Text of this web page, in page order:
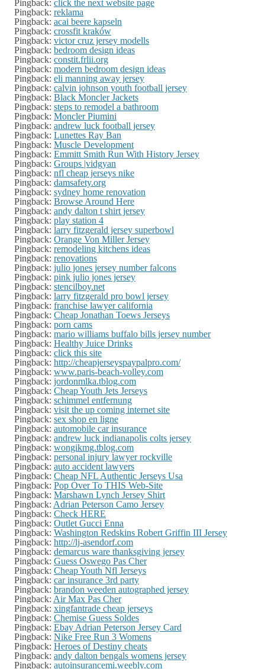
Pingback: click the next website page
Pingback: reklama
Pingback: acai beere kapseln
Pingback: crossfit kraków
Pingback: victor cruz jersey modells
Pingback: bedroom design ideas
Pingback: constit.frlii.org
Pingback: modern bedroom design ideas
Pingback: eli manning away jersey
Pingback: calvin johnson youth football jersey
Pingback: Black Moncler Jackets
Pingback: steps to remodel a bathroom
Pingback: Moncler Piumini
Pingback: andrew luck football jersey
Pingback: Lunettes Ray Ban
Pingback: Muscle Development
Pingback: Emmitt Smith Run With History Jersey
Pingback: Groups |vidgyan
Pingback: nfl cheap jerseys nike
Pingback: damsafety.org
Pingback: sydney home renovation
Pingback: Browse Around Here
Pingback: andy dalton t shirt jersey
Pingback: play station 4
Pingback: larry fitzgerald jersey superbowl
Pingback: Orange Von Miller Jersey
Pingback: remodeling kitchens ideas
Pingback: renovations
Pingback: julio jones jersey number falcons
Pingback: pink julio jones jersey
Pingback: stencilboy.net
Pingback: larry fitzgerald pro bowl jersey
Pingback: franchise lawyer california
Pingback: Cheap Jonathan Toews Jerseys
Pingback: porn cams
Pingback: mario williams buffalo bills jersey number
Pingback: Healthy Juice Drinks
Pingback: click this site
Pingback: http://cheapjerseyspaypalpro.com/
Pingback: www.paris-beach-volley.com
Pingback: jordonmlka.tblog.com
Pingback: Cheap Youth Jets Jerseys
Pingback: schimmel entfernung
Pingback: visit the up coming internet site
Pingback: sex shop en ligne
Pingback: automobile car insurance
Pingback: andrew luck indianapolis colts jersey
Pingback: wongikmg.tblog.com
Pingback: personal injury lawyer rockville
Pingback: auto accident lawyers
Pingback: Cheap NFL Authentic Jerseys Usa
Pingback: Pop Over To THIS Web-Site
Pingback: Marshawn Lynch Jersey Shirt
Pingback: Adrian Peterson Camo Jersey
Pingback: Check HERE
Pingback: Outlet Gucci Enna
Pingback: Washington Redskins Robert Griffin III Jersey
Pingback: http://lj-asendorf.com
Pingback: demarcus ware thanksgiving jersey
Pingback: Guess Oswego Pas Cher
Pingback: Cheap Youth Nfl Jerseys
Pingback: car insurance 3rd party
Pingback: brandon weeden autographed jersey
Pingback: Air Max Pas Cher
Pingback: xingfantrade cheap jerseys
Pingback: Chemise Guess Soldes
Pingback: Ebay Adrian Peterson Jersey Card
Pingback: Nike Free Run 3 Womens
Pingback: Heroes of Destiny cheats
Pingback: andy dalton bengals womens jersey
Pingback: autoinsurancemi.weebly.com